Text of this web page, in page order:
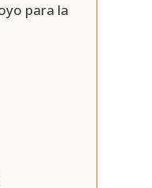
para la